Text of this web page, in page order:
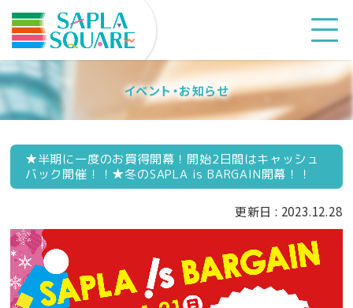
イベント・お知らせ
★半期に一度のお買得開幕！開始2日間はキャッシュ
バック開催！！★冬のSAPLA is BARGAIN開幕！！
更新日 : 2023.12.28